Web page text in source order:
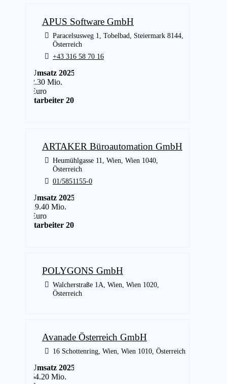
APUS Software GmbH
Paracelsusweg 1, Tobelbad, Steiermark 8144,
Österreich
+43 316 58 70 16
Umsatz 2025
2.30 Mio.
Euro
Mitarbeiter 2025
ARTAKER Büroautomation GmbH
Heumühlgasse 11, Wien, Wien 1040,
Österreich
01/5851155-0
Umsatz 2025
19.40 Mio.
Euro
Mitarbeiter 2025
POLYGONS GmbH
Walcherstraße 1A, Wien, Wien 1020,
Österreich
Avanade Österreich GmbH
16 Schottenring, Wien, Wien 1010, Österreich
Umsatz 2025
54.20 Mio.